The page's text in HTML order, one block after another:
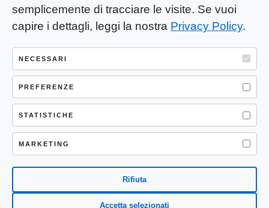
semplicemente di tracciare le visite. Se vuoi
capire i dettagli, leggi la nostra Privacy Policy.
NECESSARI
PREFERENZE
STATISTICHE
MARKETING
Rifiuta
Accetta selezionati
YOU-ng Slow Journalism è una testata
giornalistica di proprietà di Mastino S.R.L.
Registrazione presso Trib. Santa Maria
Capua Vetere (CE) n° 900 del 31/01/2025 |
ISSN 3103-4683
P.IVA: 04755530617
Sede Legale: CASERTA – VIA LORENZO MARIA
NERONI 11 CAP 81100